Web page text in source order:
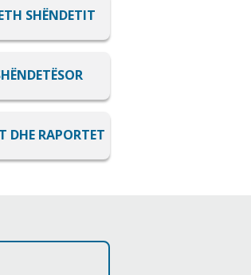
SHËNDETIT
DHE RAPORTET